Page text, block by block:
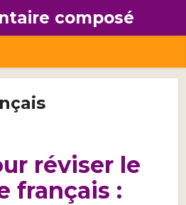
composé
réviser le
français :